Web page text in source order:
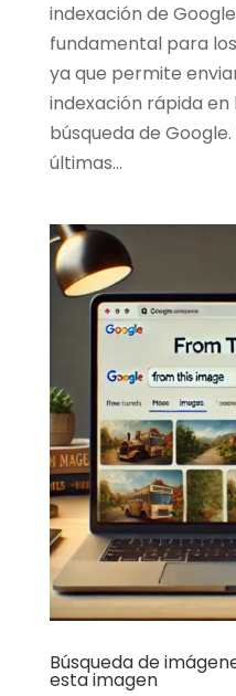
indexación de
fundamental para
ya que permite
indexación rápida en
búsqueda de
últimas...
Búsqueda de
esta imagen